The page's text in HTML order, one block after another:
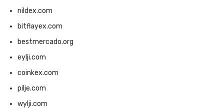
nildex.com
bitflayex.com
bestmercado.org
eylji.com
coinkex.com
pilje.com
wylji.com